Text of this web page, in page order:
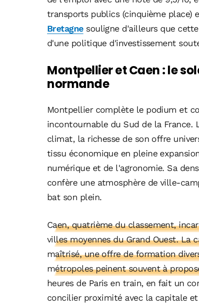
transports publics (cinquième place)
Bretagnesouligne d'ailleurs que
d'une politique d'investissement
Montpellier et Caen : le
normande
Montpellier complète le podium et
incontournable du Sud de la France.
climat, la richesse de son offre
tissu économique en pleine
numérique et de l'agronomie. Sa
confère une atmosphère de ville-
bat son plein.
Caen, quatrième du classement,
villes moyennes du Grand Ouest. La
maîtrisé, une offre de formation
métropoles peinent souvent à
heures de Paris en train, en fait un
concilier proximité avec la capitale